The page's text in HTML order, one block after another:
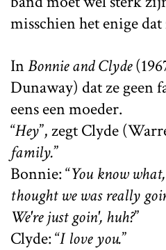
misschien het enige
InBonnie and Clyde
Dunaway) dat ze geen
eens een moeder.
“Hey”, zegt Clyde
family.”
Bonnie: “You know
thought we was really
We're just goin', huh?”
Clyde: “I love you.”